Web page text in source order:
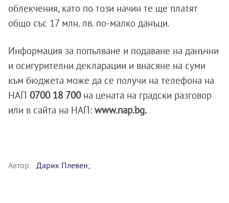
облекчения, като по този начин те ще платят
общо със 17 млн. лв. по-малко данъци.
Информация за попълване и подаване на данъчни
и осигурителни декларации и внасяне на суми
към бюджета може да се получи на телефона на
НАП 0700 18 700 на цената на градски разговор
или в сайта на НАП: www.nap.bg.
Автор: Дарик Плевен;